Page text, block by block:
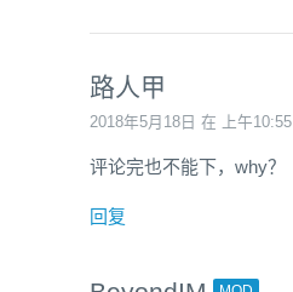
路人甲
2018年5月18日 在 上午10:55
评论完也不能下，why？
回复